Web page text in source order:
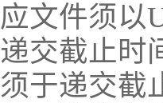
应文件须以
递交截止时
须于递交截